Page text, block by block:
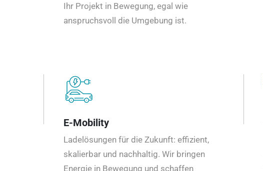
Ihr Projekt in Bewegung, egal wie
anspruchsvoll die Umgebung ist.
E-Mobility
Ladelösungen für die Zukunft: effizient,
skalierbar und nachhaltig. Wir bringen
Energie in Bewegung und schaffen